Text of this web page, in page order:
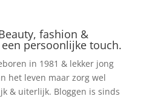
fashion &
persoonlijke touch.
in 1981 & lekker jong
het leven maar zorg wel
& uiterlijk. Bloggen is sinds